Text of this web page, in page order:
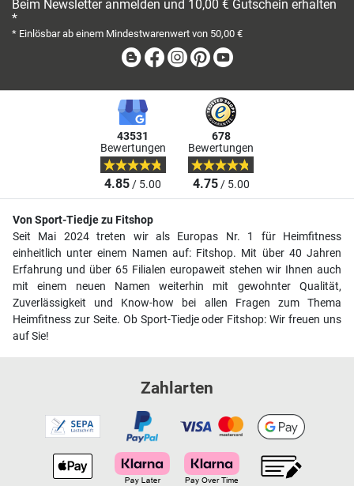
Beim Newsletter anmelden und 10,00 € Gutschein erhalten
*
* Einlösbar ab einem Mindestwarenwert von 50,00 €
BlogFacebook
Instagram
Pinterest
43531
Bewertungen
4.85/ 5.00
678
Bewertungen
4.75/ 5.00
Von Sport-Tiedje zu Fitshop
Seit Mai 2024 treten wir als Europas Nr. 1 für Heimfitness
einheitlich unter einem Namen auf: Fitshop. Mit über 40 Jahren
Erfahrung und über 65 Filialen europaweit stehen wir Ihnen auch
mit einem neuen Namen weiterhin mit gewohnter Qualität,
Zuverlässigkeit und Know-how bei allen Fragen zum Thema
Heimfitness zur Seite. Ob Sport-Tiedje oder Fitshop: Wir freuen uns
auf Sie!
Zahlarten